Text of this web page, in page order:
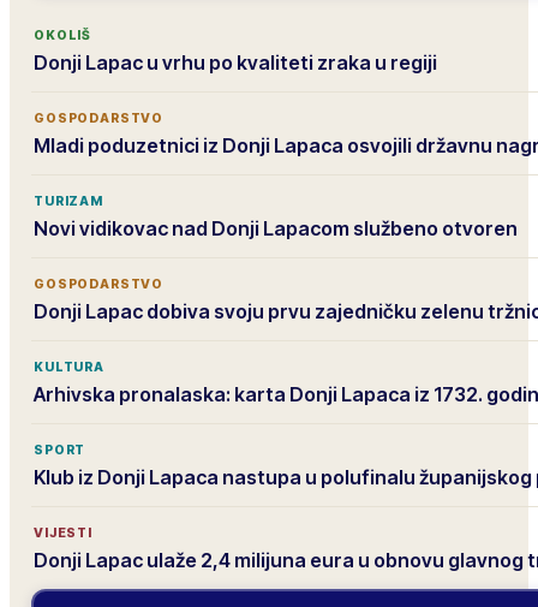
OKOLIŠ
Donji Lapac u vrhu po kvaliteti zraka u regiji
GOSPODARSTVO
Mladi poduzetnici iz Donji Lapaca osvojili državnu
TURIZAM
Novi vidikovac nad Donji Lapacom službeno otvoren
GOSPODARSTVO
Donji Lapac dobiva svoju prvu zajedničku zelenu
KULTURA
Arhivska pronalaska: karta Donji Lapaca iz 1732.
SPORT
Klub iz Donji Lapaca nastupa u polufinalu
VIJESTI
Donji Lapac ulaže 2,4 milijuna eura u obnovu glavnog